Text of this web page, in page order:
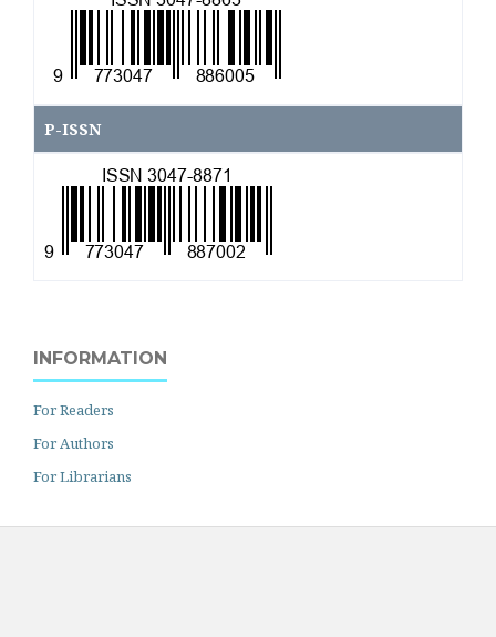
P-ISSN
INFORMATION
For Readers
For Authors
For Librarians